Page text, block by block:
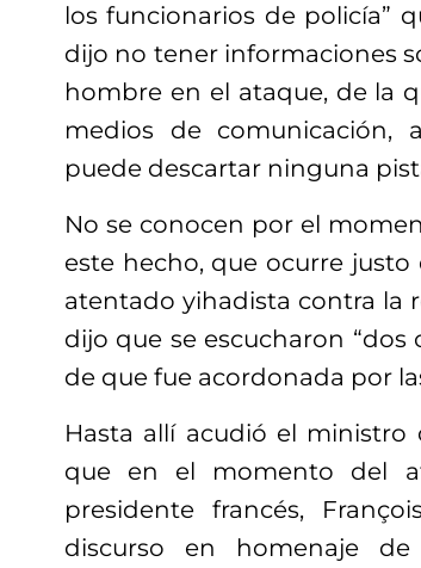
los funcionarios de policía”
dijo no tener informaciones
hombre en el ataque, de la
medios de comunicación,
puede descartar ninguna
No se conocen por el
este hecho, que ocurre
atentado yihadista contra la
dijo que se escucharon “dos
de que fue acordonada por
Hasta allí acudió el ministro
que en el momento del
presidente francés,
discurso en homenaje